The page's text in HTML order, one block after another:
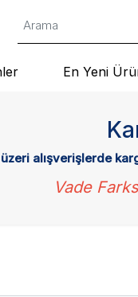
En Yeni
alışverişlerde
Vade